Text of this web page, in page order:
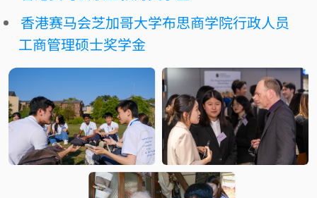
香港赛马会芝加哥大学布思商学院行政人员
工商管理硕士奖学金